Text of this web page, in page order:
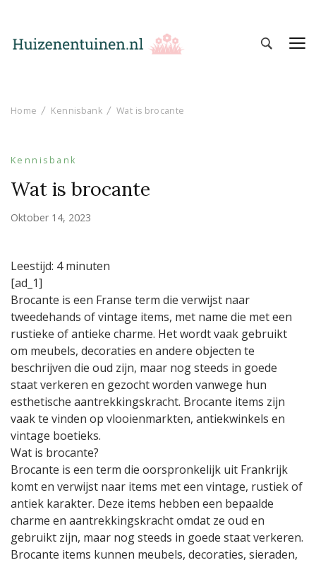
Home Kennisbank Wat is brocante
Kennisbank
Wat is brocante
Oktober 14, 2023
Leestijd: 4 minuten
[ad_1]
Brocante is een Franse term die verwijst naar
tweedehands of vintage items, met name die met een
rustieke of antieke charme. Het wordt vaak gebruikt
om meubels, decoraties en andere objecten te
beschrijven die oud zijn, maar nog steeds in goede
staat verkeren en gezocht worden vanwege hun
esthetische aantrekkingskracht. Brocante items zijn
vaak te vinden op vlooienmarkten, antiekwinkels en
vintage boetieks.
Wat is brocante?
Brocante is een term die oorspronkelijk uit Frankrijk
komt en verwijst naar items met een vintage, rustiek of
antiek karakter. Deze items hebben een bepaalde
charme en aantrekkingskracht omdat ze oud en
gebruikt zijn, maar nog steeds in goede staat verkeren.
Brocante items kunnen meubels, decoraties, sieraden,